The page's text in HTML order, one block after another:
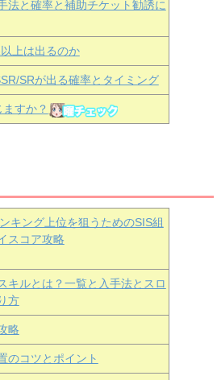
法と確率と補助チケット勧誘に
上は出るのか
SRが出る確率とタイミング
すか？
キング上位を狙うためのSIS組
スコア攻略
キルとは？一覧と入手法とスロ
方
略
のコツとポイント